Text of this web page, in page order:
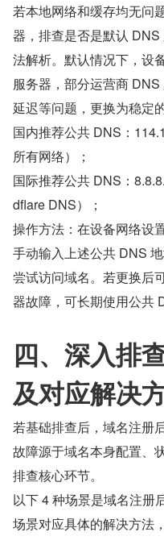
若本地网络和缓存均无问
器，排查是否是默认
法解析。默认情况下，设
服务器，部分运营商
延迟等问题，更换为稳定
国内推荐公共 DNS：
所有网络）；
国际推荐公共 DNS：
dflare DNS）；
操作方法：在设备网络设
手动输入上述公共 DNS
尝试访问域名。若更换后
器故障，可长期使用公共
四、深入排
及对应解决
若基础排查后，域名注册
故障源于域名本身配置、
排查核心环节。
以下 4 种场景是域名注册
场景对应具体的解决方法